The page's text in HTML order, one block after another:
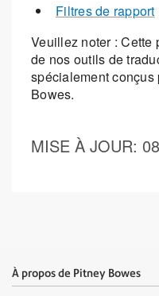
Filtres de rapport
Veuillez noter : Cette
de nos outils de
spécialement
Bowes.
MISE À JOUR:
À propos de Pitney Bowes